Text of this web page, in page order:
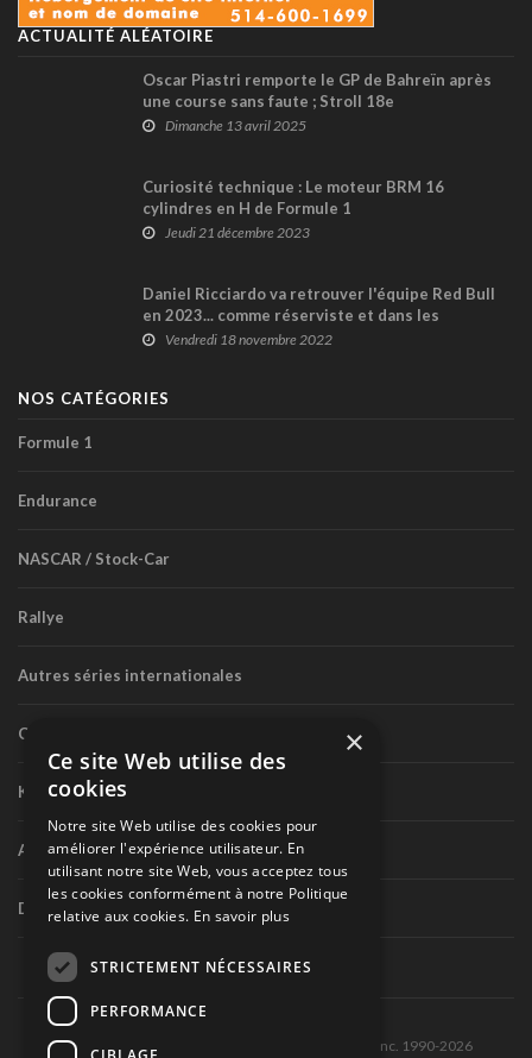
ACTUALITÉ ALÉATOIRE
Oscar Piastri remporte le GP de Bahreïn après
une course sans faute ; Stroll 18e
Dimanche 13 avril 2025
Curiosité technique : Le moteur BRM 16
cylindres en H de Formule 1
Jeudi 21 décembre 2023
Daniel Ricciardo va retrouver l'équipe Red Bull
en 2023... comme réserviste et dans les
événements de démonstration !
Vendredi 18 novembre 2022
NOS CATÉGORIES
Formule 1
Endurance
NASCAR / Stock-Car
Rallye
Autres séries internationales
Circuit routier canadien
Karting
Autres séries nationales
Divers
Tous droits réservés © Les Éditions Pole-Position inc. 1990-2026
×
Ce site Web utilise des
cookies
Notre site Web utilise des cookies pour
améliorer l'expérience utilisateur. En
utilisant notre site Web, vous acceptez tous
les cookies conformément à notre Politique
relative aux cookies. En savoir plus
STRICTEMENT NÉCESSAIRES
PERFORMANCE